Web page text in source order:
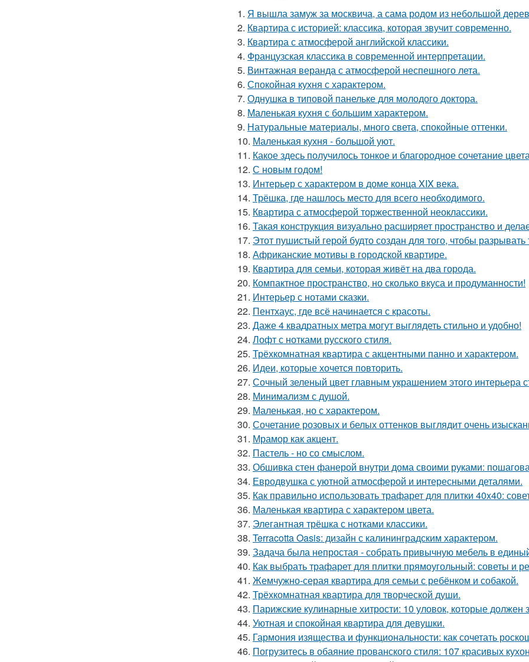
1. Я вышла замуж за москвича, а сама родом из небольшой
2. Квартира с историей: классика, которая звучит современно.
3. Квартира с атмосферой английской классики.
4. Французская классика в современной интерпретации.
5. Винтажная веранда с атмосферой неспешного лета.
6. Спокойная кухня с характером.
7. Однушка в типовой панельке для молодого доктора.
8. Маленькая кухня с большим характером.
9. Натуральные материалы, много света, спокойные оттенки.
10. Маленькая кухня - большой уют.
11. Какое здесь получилось тонкое и благородное сочетание
12. С новым годом!
13. Интерьер с характером в доме конца XIX века.
14. Трёшка, где нашлось место для всего необходимого.
15. Квартира с атмосферой торжественной неоклассики.
16. Такая конструкция визуально расширяет пространство и
17. Этот пушистый герой будто создан для того, чтобы
18. Африканские мотивы в городской квартире.
19. Квартира для семьи, которая живёт на два города.
20. Компактное пространство, но сколько вкуса и продуманности!
21. Интерьер с нотами сказки.
22. Пентхаус, где всё начинается с красоты.
23. Даже 4 квадратных метра могут выглядеть стильно и удобно!
24. Лофт с нотками русского стиля.
25. Трёхкомнатная квартира с акцентными панно и характером.
26. Идеи, которые хочется повторить.
27. Сочный зеленый цвет главным украшением этого интерьера
28. Минимализм с душой.
29. Маленькая, но с характером.
30. Сочетание розовых и белых оттенков выглядит очень
31. Мрамор как акцент.
32. Пастель - но со смыслом.
33. Обшивка стен фанерой внутри дома своими руками:
34. Евродвушка с уютной атмосферой и интересными деталями.
35. Как правильно использовать трафарет для плитки 40x40:
36. Маленькая квартира с характером цвета.
37. Элегантная трёшка с нотками классики.
38. Terracotta Oasis: дизайн с калининградским характером.
39. Задача была непростая - собрать привычную мебель в
40. Как выбрать трафарет для плитки прямоугольный: советы и
41. Жемчужно-серая квартира для семьи с ребёнком и собакой.
42. Трёхкомнатная квартира для творческой души.
43. Парижские кулинарные хитрости: 10 уловок, которые должен
44. Уютная и спокойная квартира для девушки.
45. Гармония изящества и функциональности: как сочетать
46. Погрузитесь в обаяние прованского стиля: 107 красивых